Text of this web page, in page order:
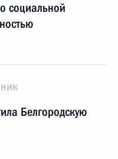
социальной
Белгородскую